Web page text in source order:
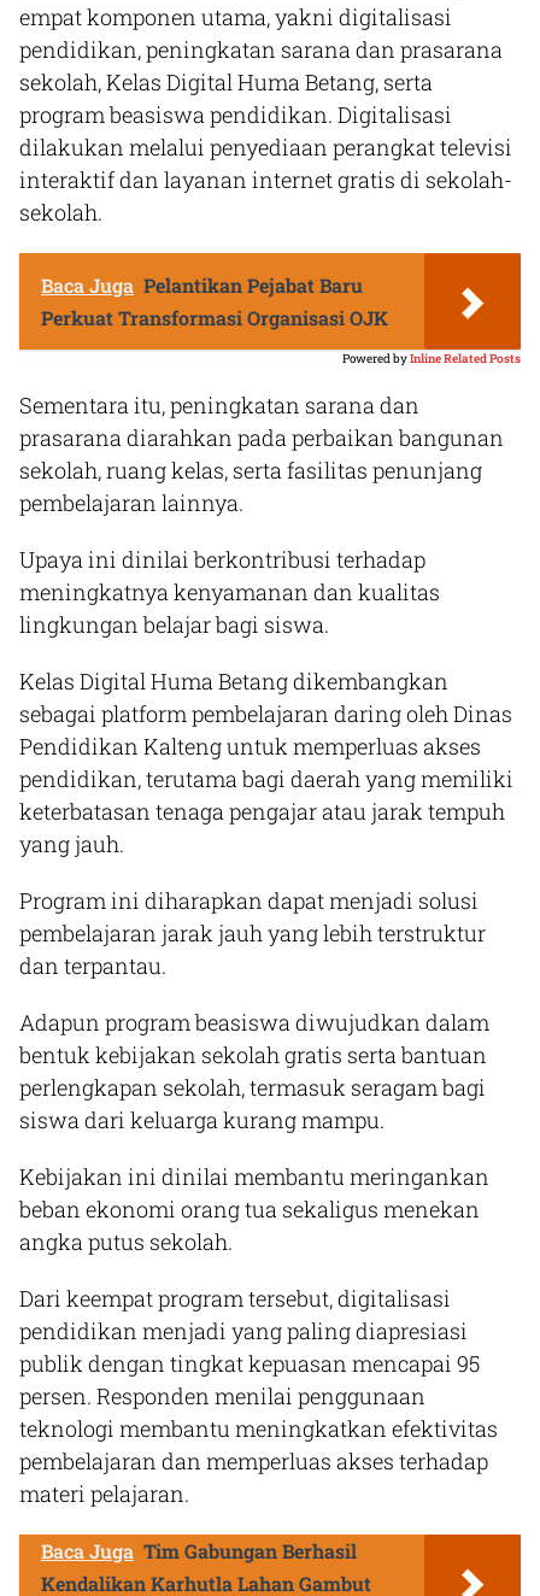
empat komponen utama, yakni digitalisasi
pendidikan, peningkatan sarana dan prasarana
sekolah, Kelas Digital Huma Betang, serta
program beasiswa pendidikan. Digitalisasi
dilakukan melalui penyediaan perangkat televisi
interaktif dan layanan internet gratis di sekolah-
sekolah.
Baca Juga Pelantikan Pejabat Baru
Perkuat Transformasi Organisasi OJK
Powered byInline Related Posts
Sementara itu, peningkatan sarana dan
prasarana diarahkan pada perbaikan bangunan
sekolah, ruang kelas, serta fasilitas penunjang
pembelajaran lainnya.
Upaya ini dinilai berkontribusi terhadap
meningkatnya kenyamanan dan kualitas
lingkungan belajar bagi siswa.
Kelas Digital Huma Betang dikembangkan
sebagai platform pembelajaran daring oleh Dinas
Pendidikan Kalteng untuk memperluas akses
pendidikan, terutama bagi daerah yang memiliki
keterbatasan tenaga pengajar atau jarak tempuh
yang jauh.
Program ini diharapkan dapat menjadi solusi
pembelajaran jarak jauh yang lebih terstruktur
dan terpantau.
Adapun program beasiswa diwujudkan dalam
bentuk kebijakan sekolah gratis serta bantuan
perlengkapan sekolah, termasuk seragam bagi
siswa dari keluarga kurang mampu.
Kebijakan ini dinilai membantu meringankan
beban ekonomi orang tua sekaligus menekan
angka putus sekolah.
Dari keempat program tersebut, digitalisasi
pendidikan menjadi yang paling diapresiasi
publik dengan tingkat kepuasan mencapai 95
persen. Responden menilai penggunaan
teknologi membantu meningkatkan efektivitas
pembelajaran dan memperluas akses terhadap
materi pelajaran.
Baca Juga Tim Gabungan Berhasil
Kendalikan Karhutla Lahan Gambut